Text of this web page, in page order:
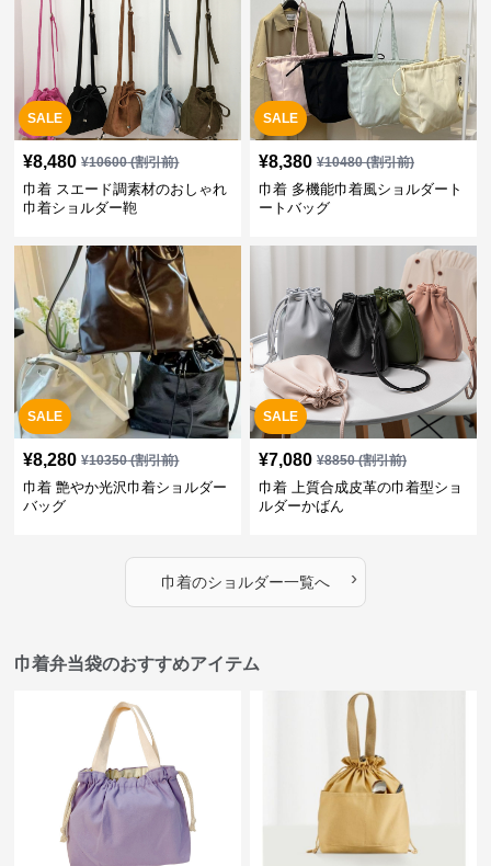
SALE
¥8,480 ¥10600(割引前)
巾着 スエード調素材のおしゃれ
巾着ショルダー鞄
SALE
¥8,380 ¥10480(割引前)
巾着 多機能巾着風ショルダート
ートバッグ
SALE
¥8,280 ¥10350(割引前)
巾着 艶やか光沢巾着ショルダー
バッグ
SALE
¥7,080 ¥8850(割引前)
巾着 上質合成皮革の巾着型ショ
ルダーかばん
巾着のショルダー一覧へ ›
巾着弁当袋のおすすめアイテム